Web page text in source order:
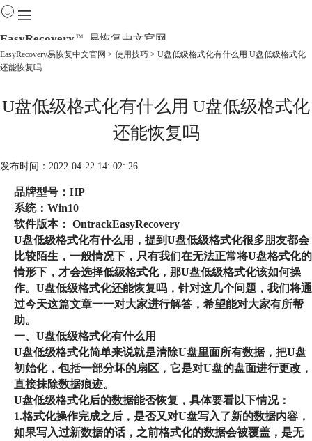
EasyRecovery TM 易恢复中文官网
下载
EasyRecovery易恢复中文官网 > 使用技巧 > U盘低级格式化有什么用 U盘低级格式化
还能恢复吗
U盘低级格式化有什么用 U盘低级格式化
还能恢复吗
发布时间：2022-04-22 14: 02: 26
品牌型号： HP
系统： Win10
软件版本： OntrackEasyRecovery
U盘低级格式化有什么用，提到U盘低级格式化很多朋友都会
比较陌生，一般情况下，只有我们在无法正常将U盘格式化的
情形下，才会选择低级格式化，那U盘低级格式化该如何操
作。U盘低级格式化还能恢复吗，针对这几个问题，我们将通
过今天这篇文章一一对大家进行解答，希望能对大家有所帮
助。
一、U盘低级格式化有什么用
U盘低级格式化简单来说就是清除U盘里面所有数据，把U盘
初始化，包括一部分坏的扇区，它是对U盘的盘面进行更改，
直接抹除数据痕迹。
U盘低级格式化后的数据能否恢复，具体要看以下情况：
1.格式化操作完成之后，是否又对U盘写入了新的数据内容，
如果写入过新数据的话，之前格式化的数据会被覆盖，是无